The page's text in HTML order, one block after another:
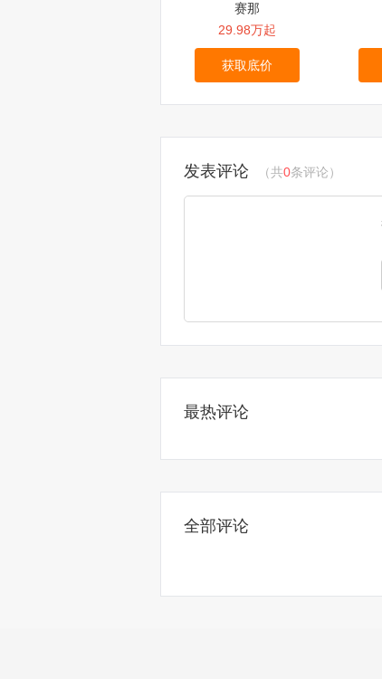
赛那
29.98万起
获取底价
发表评论 （共0条评论）
最热评论
全部评论